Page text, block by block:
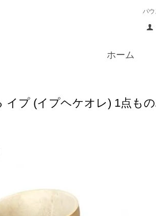
パ
ホーム
イプ (イプヘケオレ) 1点も